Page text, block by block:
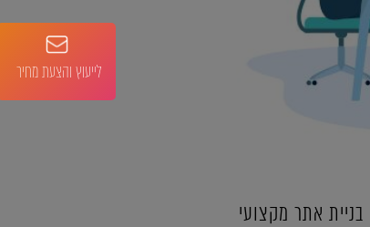
בניית אתר מקצועי
לייעוץ והצעת מחיר